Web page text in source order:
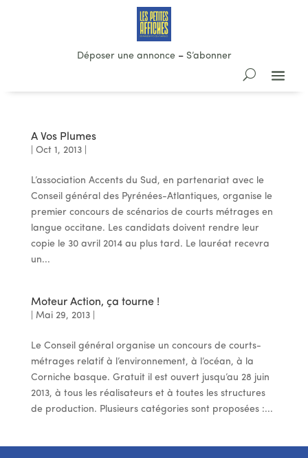
Déposer une annonce– S’abonner
A Vos Plumes
Oct 1, 2013|
L’association Accents du Sud, en partenariat avec le
Conseil général des Pyrénées-Atlantiques, organise le
premier concours de scénarios de courts métrages en
langue occitane. Les candidats doivent rendre leur
copie le 30 avril 2014 au plus tard. Le lauréat recevra
un...
Moteur Action, ça tourne !
Mai 29, 2013|
Le Conseil général organise un concours de courts-
métrages relatif à l’environnement, à l’océan, à la
Corniche basque. Gratuit il est ouvert jusqu’au 28 juin
2013, à tous les réalisateurs et à toutes les structures
de production. Plusieurs catégories sont proposées :...